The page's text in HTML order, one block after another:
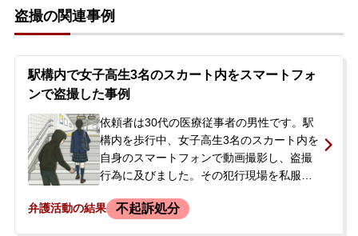
盗撮の関連事例
駅構内で女子高生3名のスカート内をスマートフォ
ンで盗撮した事例
依頼者は30代の医療従事者の男性です。駅
構内を歩行中、女子高生3名のスカート内を
自身のスマートフォンで動画撮影し、盗撮
行為に及びました。その犯行現場を私服警
けることになりました。スマートフォンを
弁護活動の結果 不起訴処分